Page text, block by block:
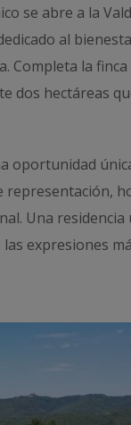
se abre a la
al
Completa la
dos hectáreas
oportunidad
representación,
Una
expresiones